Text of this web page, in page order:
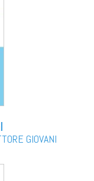
GIOVANI